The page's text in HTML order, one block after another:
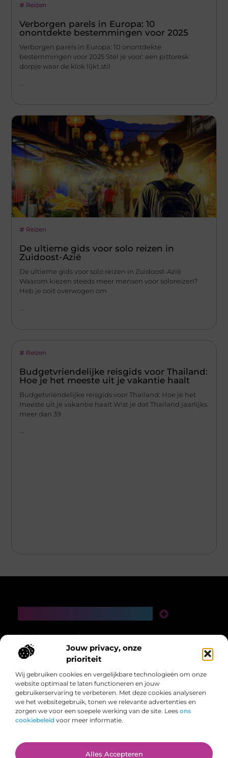
Jouw privacy, onze
prioriteit
Wij gebruiken cookies en vergelijkbare technologieën om onze
website optimaal te laten functioneren en jouw
gebruikerservaring te verbeteren. Met deze cookies analyseren
we het websitegebruik, tonen we relevante advertenties en
zorgen we voor een soepele werking van de site. Lees ons
cookiebeleid voor meer informatie.
Alles Accepteren
Reizen
Verborgen parels in Europa: 10
onontdekte bestemmingen voor 2025
Verborgen parels in Europa: 10 onontdekte
bestemmingen voor 2025 Stel je voor: een pittoresk
dorpje waar de klok lijkt stil
...
Reizen
De ultieme gids voor solo reizen in
Zuidoost-Azië
De ultieme gids voor solo reizen in Zuidoost-Azië
Waarom kiezen steeds meer mensen voor soloreizen?
Heb je ooit overwogen om
Reizen
Budgetvriendelijke reisgids voor Thailand:
Hoe je het meeste uit je vakantie haalt
Budgetvriendelijke reisgids voor Thailand: Hoe je het
meeste uit je vakantie haalt Wist je dat Thailand jaarlijks
meer dan 39
Bericht categorie
Voor ieder wat wils, overzichtelijk bij elkaar.
@2025 All Right Reserved. Design bywww.evenrelaxen.nl.